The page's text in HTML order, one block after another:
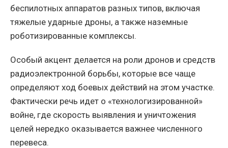
беспилотных аппаратов разных типов, включая
тяжелые ударные дроны, а также наземные
роботизированные комплексы.
Особый акцент делается на роли дронов и средств
радиоэлектронной борьбы, которые все чаще
определяют ход боевых действий на этом участке.
Фактически речь идет о «технологизированной»
войне, где скорость выявления и уничтожения
целей нередко оказывается важнее численного
перевеса.